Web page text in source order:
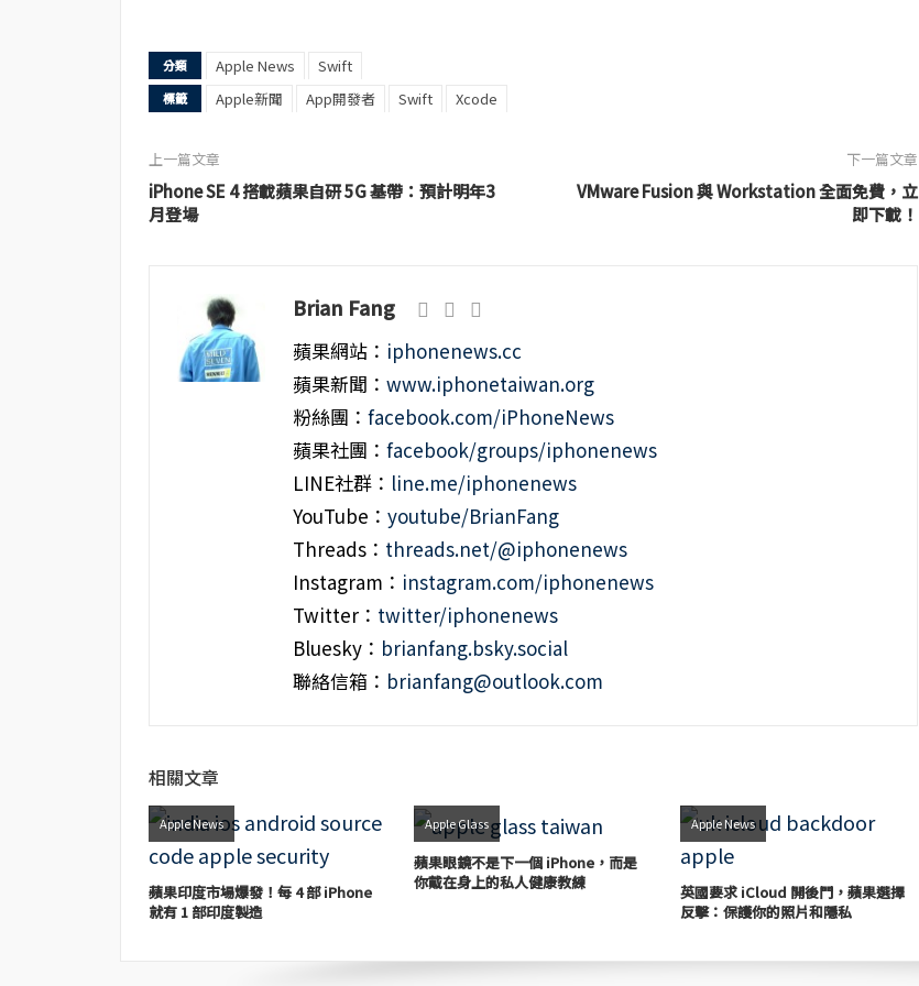
分類 Apple News Swift
標籤 Apple新聞 App開發者 Swift Xcode
上一篇文章
iPhone SE 4 搭載蘋果自研 5G 基帶：預計明年3
月登場
下一篇文章
VMware Fusion 與 Workstation 全面免費，立
即下載！
Brian Fang
蘋果網站： iphonenews.cc
蘋果新聞： www.iphonetaiwan.org
粉絲團： facebook.com/iPhoneNews
蘋果社團： facebook/groups/iphonenews
LINE社群： line.me/iphonenews
YouTube： youtube/BrianFang
Threads： threads.net/@iphonenews
Instagram： instagram.com/iphonenews
Twitter： twitter/iphonenews
Bluesky： brianfang.bsky.social
聯絡信箱： brianfang@outlook.com
相關文章
Apple News
蘋果印度市場爆發！每 4 部 iPhone
就有 1 部印度製造
Apple Glass
蘋果眼鏡不是下一個 iPhone，而是
你戴在身上的私人健康教練
Apple News
英國要求 iCloud 開後門，蘋果選擇
反擊：保護你的照片和隱私